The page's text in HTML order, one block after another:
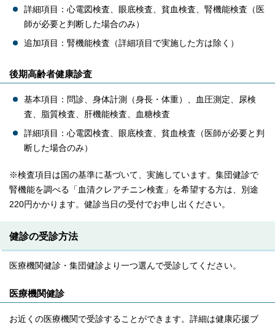
詳細項目：心電図検査、眼底検査、貧血検査、腎機能検査（医
師が必要と判断した場合のみ）
追加項目：腎機能検査（詳細項目で実施した方は除く）
後期高齢者健康診査
基本項目：問診、身体計測（身長・体重）、血圧測定、尿検
査、脂質検査、肝機能検査、血糖検査
詳細項目：心電図検査、眼底検査、貧血検査（医師が必要と判
断した場合のみ）
※検査項目は国の基準に基づいて、実施しています。集団健診で
腎機能を調べる「血清クレアチニン検査」を希望する方は、別途
220円かかります。健診当日の受付でお申し出ください。
健診の受診方法
医療機関健診・集団健診より一つ選んで受診してください。
医療機関健診
お近くの医療機関で受診することができます。詳細は健康応援ブ